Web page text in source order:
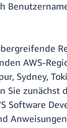
AWS-
Sydney,
Sie zunächst
Software